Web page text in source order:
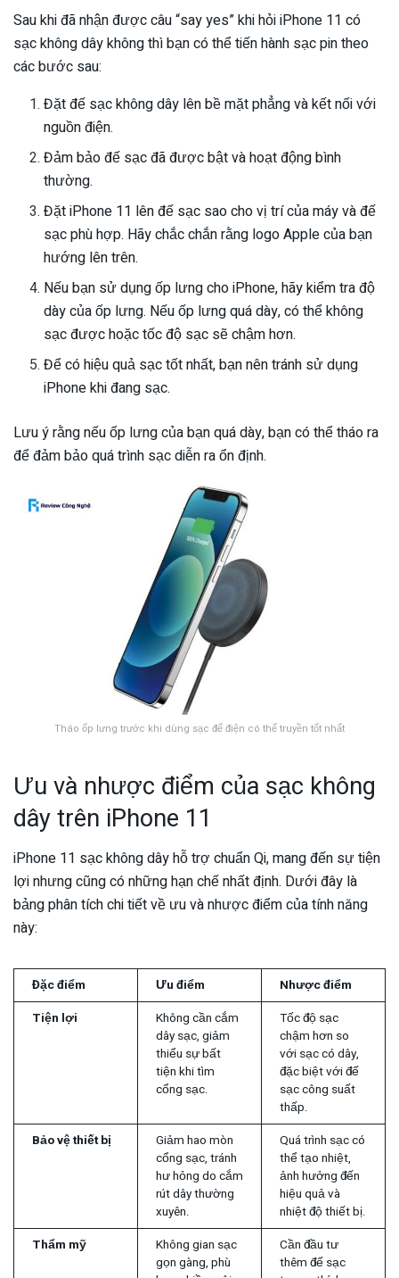
Sau khi đã nhận được câu “say yes” khi hỏi iPhone 11 có
sạc không dây không thì bạn có thể tiến hành sạc pin theo
các bước sau:
Đặt đế sạc không dây lên bề mặt phẳng và kết nối với
nguồn điện.
Đảm bảo đế sạc đã được bật và hoạt động bình
thường.
Đặt iPhone 11 lên đế sạc sao cho vị trí của máy và đế
sạc phù hợp. Hãy chắc chắn rằng logo Apple của bạn
hướng lên trên.
Nếu bạn sử dụng ốp lưng cho iPhone, hãy kiểm tra độ
dày của ốp lưng. Nếu ốp lưng quá dày, có thể không
sạc được hoặc tốc độ sạc sẽ chậm hơn.
Để có hiệu quả sạc tốt nhất, bạn nên tránh sử dụng
iPhone khi đang sạc.
Lưu ý rằng nếu ốp lưng của bạn quá dày, bạn có thể tháo ra
để đảm bảo quá trình sạc diễn ra ổn định.
Tháo ốp lưng trước khi dùng sạc để điện có thể truyền tốt nhất
Ưu và nhược điểm của sạc không
dây trên iPhone 11
iPhone 11 sạc không dây hỗ trợ chuẩn Qi, mang đến sự tiện
lợi nhưng cũng có những hạn chế nhất định. Dưới đây là
bảng phân tích chi tiết về ưu và nhược điểm của tính năng
này:
Đặc điểm Ưu điểm
Nhược điểm
Tiện lợi
Không cần cắm
dây sạc, giảm
thiểu sự bất
tiện khi tìm
cổng sạc.
Tốc độ sạc
chậm hơn so
với sạc có dây,
đặc biệt với đế
sạc công suất
thấp.
Bảo vệ thiết bị
Giảm hao mòn
cổng sạc, tránh
hư hỏng do cắm
rút dây thường
xuyên.
Quá trình sạc có
thể tạo nhiệt,
ảnh hưởng đến
hiệu quả và
nhiệt độ thiết bị.
Thẩm mỹ
Không gian sạc
gọn gàng, phù
Cần đầu tư
thêm đế sạc